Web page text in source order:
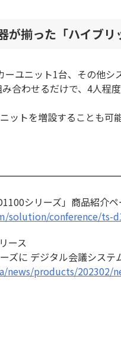
が揃った「ハイブリ
ユニット1台、その他
合わせるだけで、4人
ットを増設することも可
シリーズ」商品紹介
solution/conference/ts-
ース
ズに デジタル会議システ
products/202302/